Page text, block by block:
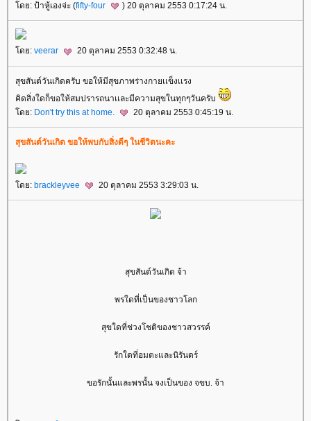
ดย: ป้าหู้เองจ่ะ (fifty-four ) 20 ตุลาคม 2553 0:17:24 น.
ดย: veerar 20 ตุลาคม 2553 0:32:48 น.
สุขสันต์วันเกิดครับ ขอให้มีสุขภาพร่างกายเเข็งเเรง
คิดสิ่งใดก็ขอให้สมปรารถนาเเละมีความสุขในทุกๆวันครับ
ดย: Don't try this at home. 20 ตุลาคม 2553 0:45:19 น.
สุขสันต์วันเกิด ขอให้พบกับสิ่งดีๆ ในชีวิตนะคะ
ดย: brackleyvee 20 ตุลาคม 2553 3:29:03 น.
สุขสันต์วันเกิด จ้า
พรใดที่เป็นของชาวโลก
สุขใดที่ช่วงโชติของชาวสวรรค์
รักใดที่อมตะและนิรันดร์
ขอรักนั้นและพรนั้น จงเป็นของ จขบ. จ้า